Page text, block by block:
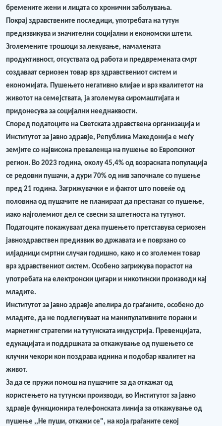
бремените жени и лицата со хронични заболувања.
Покрај здравствените последици, употребата на тутун
предизвикува и значителни социјални и економски штети.
Зголемените трошоци за лекување, намалената
продуктивност, отсуствата од работа и предвремената смрт
создаваат сериозен товар врз здравствениот систем и
економијата. Пушењето негативно влијае и врз квалитетот на
животот на семејствата, ја зголемува сиромаштијата и
придонесува за социјални нееднаквости.
Според податоците на Светската здравствена организација и
Институтот за јавно здравје, Република Македонија е меѓу
земјите со највисока преваленца на пушење во Европскиот
регион. Во 2023 година, околу 45,4% од возрасната популација
се редовни пушачи, а дури 70% од нив започнале со пушење
пред 21 година. Загрижувачки е и фактот што повеќе од
половина од пушачите не планираат да престанат со пушење,
иако најголемиот дел се свесни за штетноста на тутунот.
Податоците покажуваат дека пушењето претставува сериозен
јавноздравствен предизвик во државата и е поврзано со
илјадници смртни случаи годишно, како и со зголемен товар
врз здравствениот систем. Особено загрижува порастот на
употребата на електронски цигари и никотински производи кај
младите.
Институтот за јавно здравје апелира до граѓаните, особено до
младите, да не подлегнуваат на манипулативните пораки и
маркетинг стратегии на тутунската индустрија. Превенцијата,
едукацијата и поддршката за откажување од пушењето се
клучни чекори кон поздрава иднина и подобар квалитет на
живот.
За да се пружи помош на пушачите за да откажат од
користењето на тутунски производи, во Институтот за јавно
здравје функционира телефонската линија за откажување од
пушење ,,Не пуши, откажи се", на која граѓаните секој